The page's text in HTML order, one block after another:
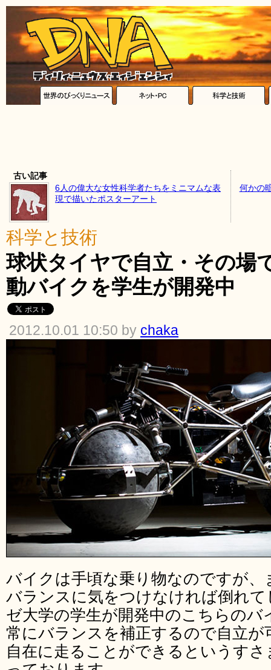
古い記事
6人の偉大な女性科学者たちをミニマムな表
現で描いたポスターアート
何かの
科学と技術
球状タイヤで自立・その場
動バイクを学生が開発中
2012.10.01 10:50 by chaka
バイクは手頃な乗り物なのですが
バランスに気をつけなければ倒れ
ゼ大学の学生が開発中のこちらの
常にバランスを補正するので自立が
自在に走ることができるというす